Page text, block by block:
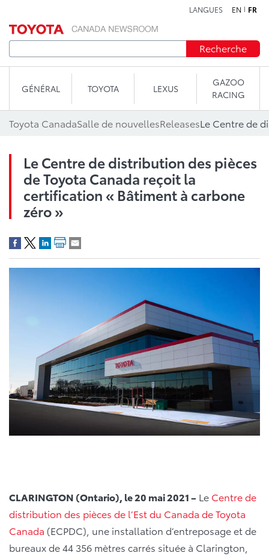
LANGUES EN FR
Recherche
GÉNÉRAL TOYOTA LEXUS
GAZOO
RACING
Toyota CanadaSalle de nouvellesReleases
Le Centre de distribution des pièces
de Toyota Canada reçoit la
certification « Bâtiment à carbone
zéro »
CLARINGTON (Ontario), le 20 mai 2021 – Le Centre de
distribution des pièces de l’Est du Canada de Toyota
Canada (ECPDC), une installation d’entreposage et de
bureaux de 44 356 mètres carrés située à Clarington,